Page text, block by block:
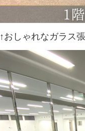
↑おしゃれなガラス